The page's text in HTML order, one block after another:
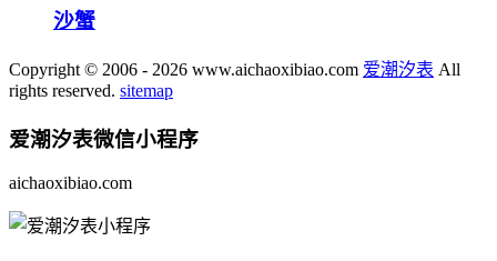
沙蟹
Copyright © 2006 - 2026 www.aichaoxibiao.com 爱潮汐表 All
rights reserved. sitemap
爱潮汐表微信小程序
aichaoxibiao.com